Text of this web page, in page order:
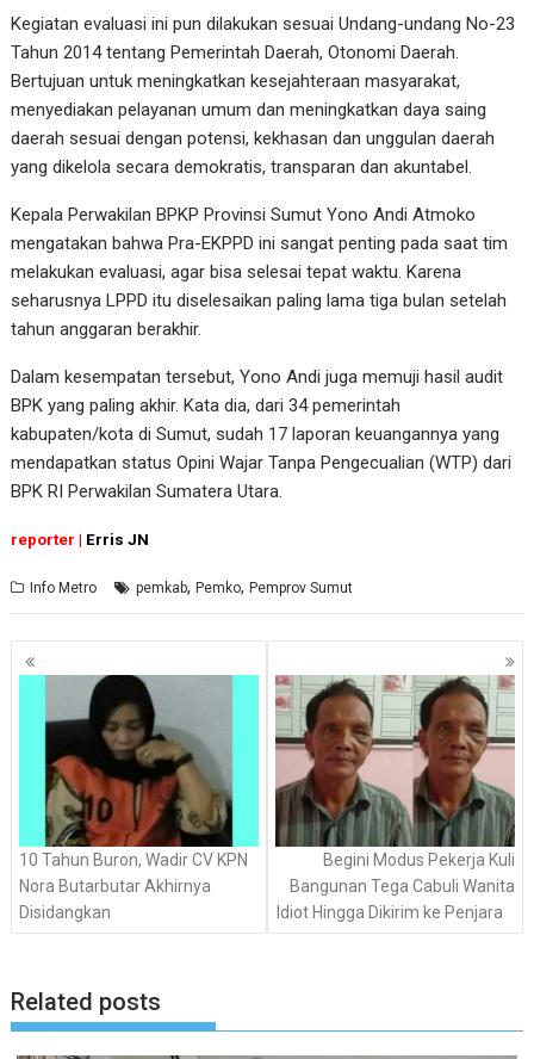
Kegiatan evaluasi ini pun dilakukan sesuai Undang-undang No-23
Tahun 2014 tentang Pemerintah Daerah, Otonomi Daerah.
Bertujuan untuk meningkatkan kesejahteraan masyarakat,
menyediakan pelayanan umum dan meningkatkan daya saing
daerah sesuai dengan potensi, kekhasan dan unggulan daerah
yang dikelola secara demokratis, transparan dan akuntabel.
Kepala Perwakilan BPKP Provinsi Sumut Yono Andi Atmoko
mengatakan bahwa Pra-EKPPD ini sangat penting pada saat tim
melakukan evaluasi, agar bisa selesai tepat waktu. Karena
seharusnya LPPD itu diselesaikan paling lama tiga bulan setelah
tahun anggaran berakhir.
Dalam kesempatan tersebut, Yono Andi juga memuji hasil audit
BPK yang paling akhir. Kata dia, dari 34 pemerintah
kabupaten/kota di Sumut, sudah 17 laporan keuangannya yang
mendapatkan status Opini Wajar Tanpa Pengecualian (WTP) dari
BPK RI Perwakilan Sumatera Utara.
reporter | Erris JN
Info Metro pemkab,Pemko,Pemprov Sumut
Navigasi
pos
10 Tahun Buron, Wadir CV KPN
Nora Butarbutar Akhirnya
Disidangkan
Begini Modus Pekerja Kuli
Bangunan Tega Cabuli Wanita
Idiot Hingga Dikirim ke Penjara
Related posts